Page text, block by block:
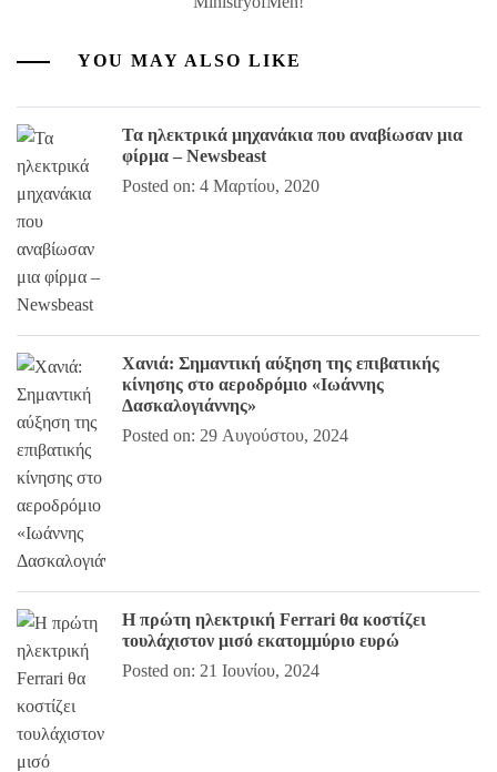
YOU MAY ALSO LIKE
Τα ηλεκτρικά μηχανάκια που αναβίωσαν μια
φίρμα – Newsbeast
Posted on: 4 Μαρτίου, 2020
Χανιά: Σημαντική αύξηση της επιβατικής
κίνησης στο αεροδρόμιο «Ιωάννης
Δασκαλογιάννης»
Posted on: 29 Αυγούστου, 2024
Η πρώτη ηλεκτρική Ferrari θα κοστίζει
τουλάχιστον μισό εκατομμύριο ευρώ
Posted on: 21 Ιουνίου, 2024